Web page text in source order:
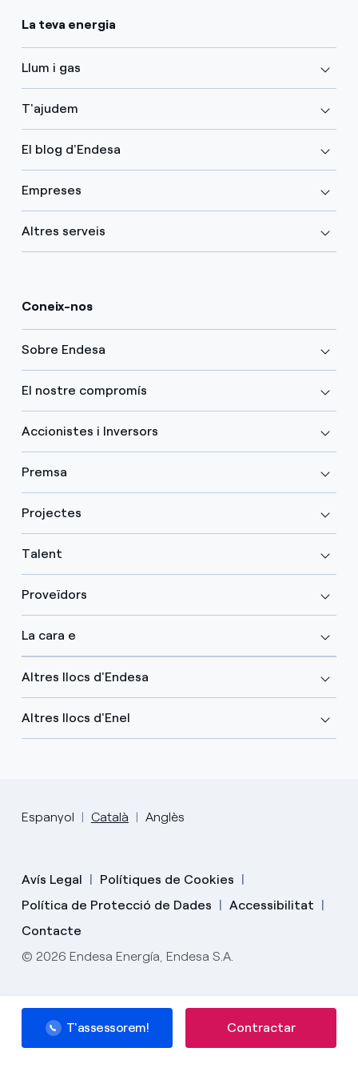
T'assessorem! Contractar
La teva energia
Llum i gas
T'ajudem
El blog d'Endesa
Empreses
Altres serveis
Coneix-nos
Sobre Endesa
El nostre compromís
Accionistes i Inversors
Premsa
Projectes
Talent
Proveïdors
La cara e
Altres llocs d'Endesa
Altres llocs d'Enel
Espanyol Català Anglès
Avís Legal
Polítiques de Cookies
Política de Protecció de Dades
Accessibilitat
Contacte
© 2026 Endesa Energía, Endesa S.A.